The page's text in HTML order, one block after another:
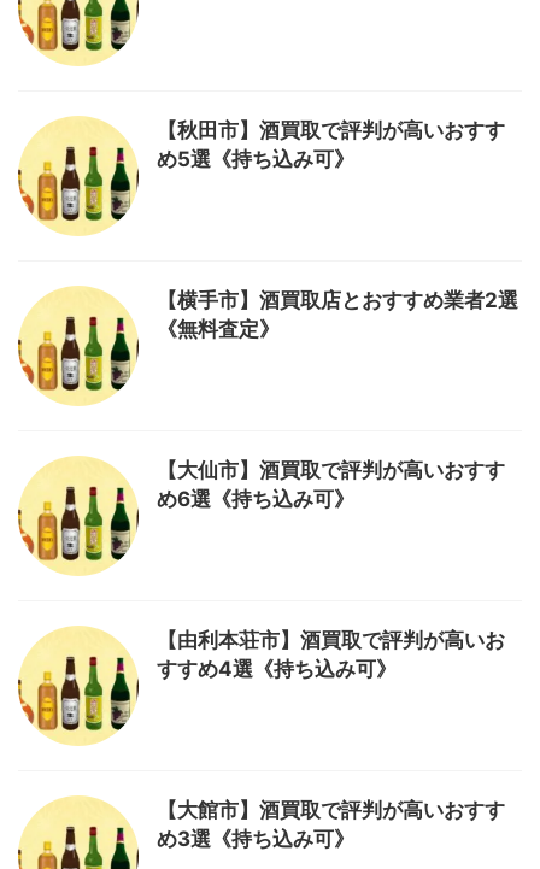
【秋田市】酒買取で評判が高いおすす
め5選《持ち込み可》
【横手市】酒買取店とおすすめ業者2選
《無料査定》
【大仙市】酒買取で評判が高いおすす
め6選《持ち込み可》
【由利本荘市】酒買取で評判が高いお
すすめ4選《持ち込み可》
【大館市】酒買取で評判が高いおすす
め3選《持ち込み可》